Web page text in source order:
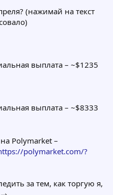
(нажимай на текст
выплата – ~$1235
выплата – ~$8333
Polymarket –
polymarket.com/?
за тем, как торгую я,